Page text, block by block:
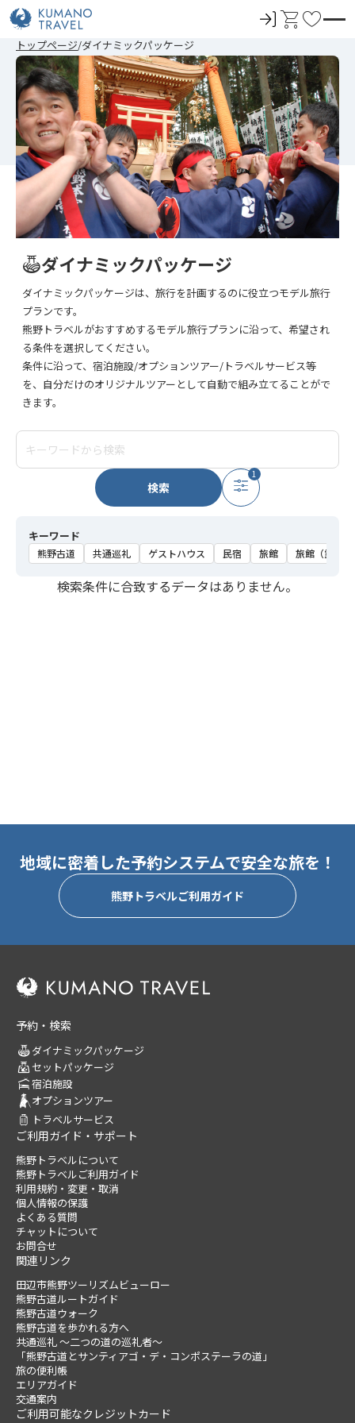
ロ
イ
ン
カ
ト
お
に
入
り
トップページ ダイナミックパッケージ
ダイナミックパッケージ
ダイナミックパッケージは、旅行を計画するのに役立つモデル旅行
プランです。
熊野トラベルがおすすめするモデル旅行プランに沿って、希望され
る条件を選択してください。
条件に沿って、宿泊施設/オプションツアー/トラベルサービス等
を、自分だけのオリジナルツアーとして自動で組み立てることがで
きます。
検索
1
キーワード
熊野古道 共通巡礼 ゲストハウス 民宿 旅館 旅館（露天
検索条件に合致するデータはありません。
地域に密着した予約システムで安全な旅を！
熊野トラベルご利用ガイド
予約・検索
ダイナミックパッケージ
セットパッケージ
宿泊施設
オプションツアー
トラベルサービス
ご利用ガイド・サポート
熊野トラベルについて
熊野トラベルご利用ガイド
利用規約・変更・取消
個人情報の保護
よくある質問
チャットについて
お問合せ
関連リンク
田辺市熊野ツーリズムビューロー
熊野古道ルートガイド
熊野古道ウォーク
熊野古道を歩かれる方へ
共通巡礼 ～二つの道の巡礼者～
「熊野古道とサンティアゴ・デ・コンポステーラの道」
旅の便利帳
エリアガイド
交通案内
ご利用可能なクレジットカード